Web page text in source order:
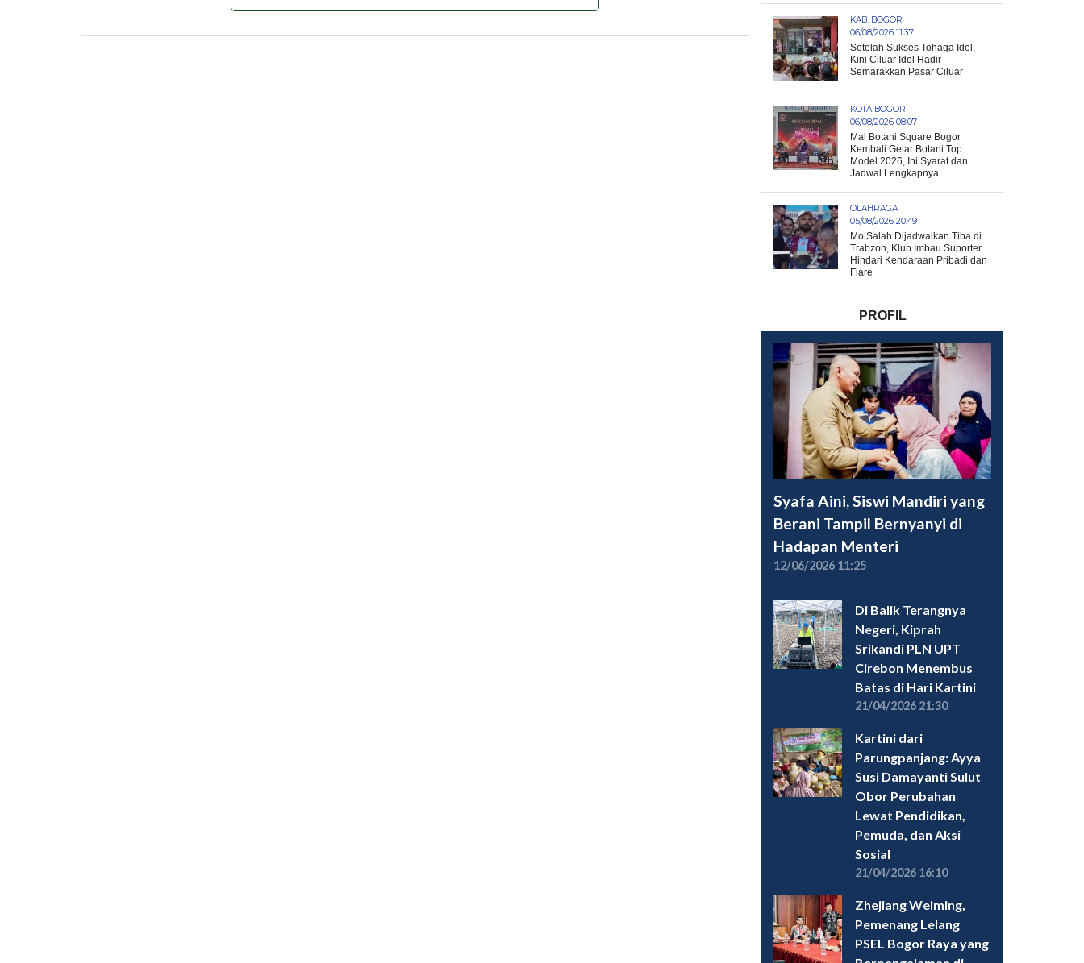
KAB. BOGOR
06/08/2026 11:37
Setelah Sukses Tohaga Idol,
Kini Ciluar Idol Hadir
Semarakkan Pasar Ciluar
KOTA BOGOR
06/08/2026 08:07
Mal Botani Square Bogor
Kembali Gelar Botani Top
Model 2026, Ini Syarat dan
Jadwal Lengkapnya
OLAHRAGA
05/08/2026 20:49
Mo Salah Dijadwalkan Tiba di
Trabzon, Klub Imbau Suporter
Hindari Kendaraan Pribadi dan
Flare
PROFIL
Syafa Aini, Siswi Mandiri yang
Berani Tampil Bernyanyi di
Hadapan Menteri
12/06/2026 11:25
Di Balik Terangnya
Negeri, Kiprah
Srikandi PLN UPT
Cirebon Menembus
Batas di Hari Kartini
21/04/2026 21:30
Kartini dari
Parungpanjang: Ayya
Susi Damayanti Sulut
Obor Perubahan
Lewat Pendidikan,
Pemuda, dan Aksi
Sosial
21/04/2026 16:10
Zhejiang Weiming,
Pemenang Lelang
PSEL Bogor Raya yang